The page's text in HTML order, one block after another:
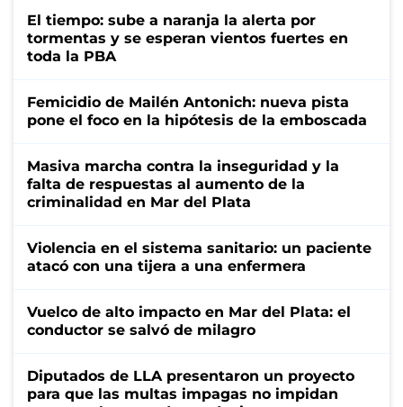
El tiempo: sube a naranja la alerta por
tormentas y se esperan vientos fuertes en
toda la PBA
Femicidio de Mailén Antonich: nueva pista
pone el foco en la hipótesis de la emboscada
Masiva marcha contra la inseguridad y la
falta de respuestas al aumento de la
criminalidad en Mar del Plata
Violencia en el sistema sanitario: un paciente
atacó con una tijera a una enfermera
Vuelco de alto impacto en Mar del Plata: el
conductor se salvó de milagro
Diputados de LLA presentaron un proyecto
para que las multas impagas no impidan